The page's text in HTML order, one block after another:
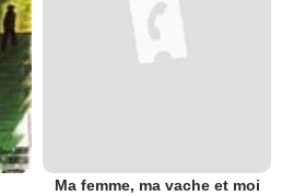
Ma femme, ma vache et moi